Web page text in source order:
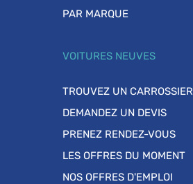
PAR MARQUE
VOITURES NEUVES
TROUVEZ UN CARROSSIER
DEMANDEZ UN DEVIS
PRENEZ RENDEZ-VOUS
LES OFFRES DU MOMENT
NOS OFFRES D'EMPLOI